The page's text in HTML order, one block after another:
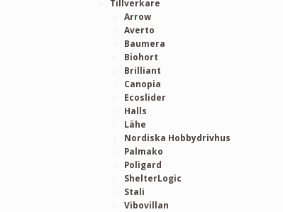
Tillverkare
Arrow
Averto
Baumera
Biohort
Brilliant
Canopia
Ecoslider
Halls
Lähe
Nordiska Hobbydrivhus
Palmako
Poligard
ShelterLogic
Stali
Vibovillan